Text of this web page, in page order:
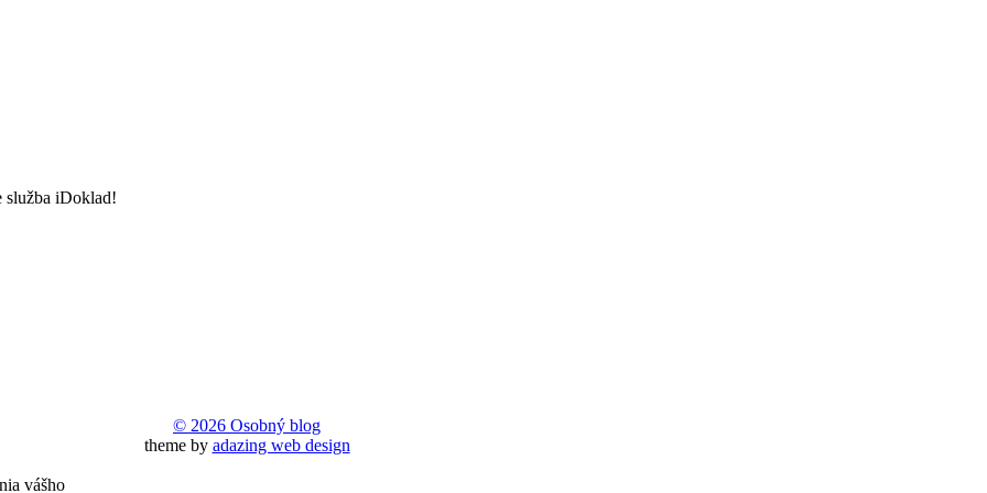
služba iDoklad!
© 2026 Osobný blog
theme by adazing web design
vášho